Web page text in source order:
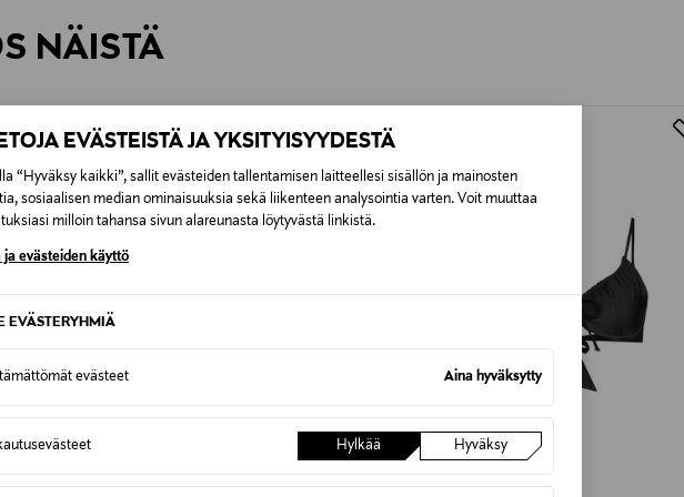
EVÄSTEISTÄ JA YKSITYISYYDESTÄ
“Hyväksy kaikki”, sallit evästeiden tallentamisen laitteellesi sisällön ja mainosten
sosiaalisen median ominaisuuksia sekä liikenteen analysointia varten. Voit muuttaa
milloin tahansa sivun alareunasta löytyvästä linkistä.
ja evästeiden käyttö
EVÄSTERYHMIÄ
evästeet Aina hyväksytty
Hylkää Hyväksy
Alk. 6,90 €, kun toimitus on saatavilla valittuun osoitteeseen.
NÄISTÄ
ALE –43%
ALE –43%